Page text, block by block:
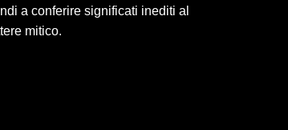
a conferire significati inediti al
mitico.